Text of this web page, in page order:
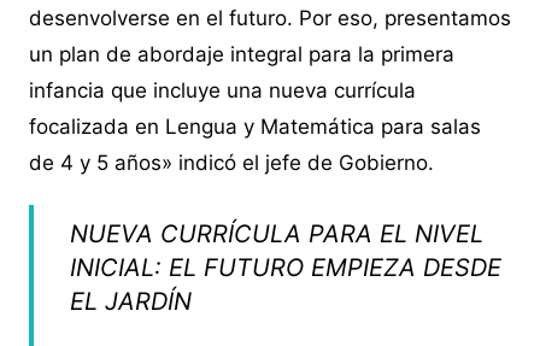
desenvolverse en el futuro. Por eso, presentamos
un plan de abordaje integral para la primera
infancia que incluye una nueva currícula
focalizada en Lengua y Matemática para salas
de 4 y 5 años» indicó el jefe de Gobierno.
NUEVA CURRÍCULA PARA EL NIVEL
INICIAL: EL FUTURO EMPIEZA DESDE
EL JARDÍN